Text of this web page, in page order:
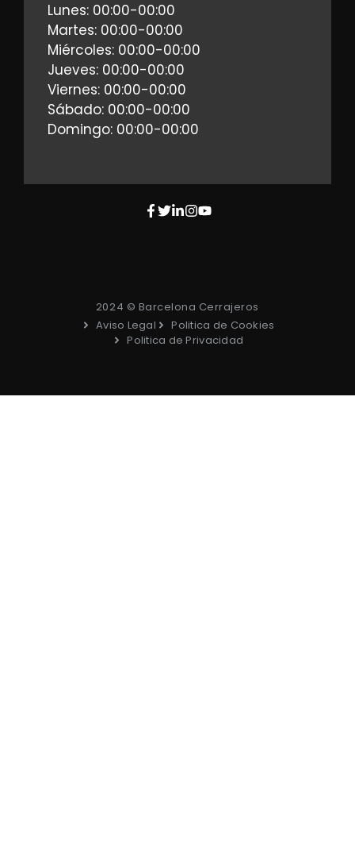
Lunes: 00:00-00:00
Martes: 00:00-00:00
Miércoles: 00:00-00:00
Jueves: 00:00-00:00
Viernes: 00:00-00:00
Sábado: 00:00-00:00
Domingo: 00:00-00:00
2024 © Barcelona Cerrajeros
Aviso Legal
Politica de Cookies
Politica de Privacidad